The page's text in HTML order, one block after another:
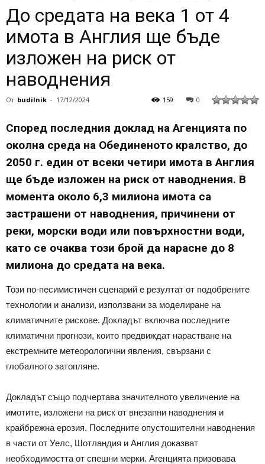
До средата на века 1 от 4
имота в Англия ще бъде
изложен на риск от
наводнения
От budilnik - 17/12/2024 0
159
Според последния доклад на Агенцията по
околна среда на Обединеното кралство, до
2050 г. един от всеки четири имота в Англия
ще бъде изложен на риск от наводнения. В
момента около 6,3 милиона имота са
застрашени от наводнения, причинени от
реки, морски води или повърхностни води,
като се очаква този брой да нарасне до 8
милиона до средата на века.
Този по-песимистичен сценарий е резултат от подобрените
технологии и анализи, използвани за моделиране на
климатичните рискове. Докладът включва последните
климатични прогнози, които предвиждат нарастване на
екстремните метеорологични явления, свързани с
глобалното затопляне.
Докладът също подчертава значителното увеличение на
имотите, изложени на риск от внезапни наводнения и
крайбрежна ерозия. Последните опустошителни наводнения
в части от Уелс, Шотландия и Англия доказват
необходимостта от спешни мерки. Агенцията призовава